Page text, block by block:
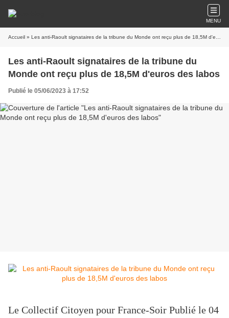
MENU
Accueil » Les anti-Raoult signataires de la tribune du Monde ont reçu plus de 18,5M d'euros des labos
Les anti-Raoult signataires de la tribune du
Monde ont reçu plus de 18,5M d'euros des labos
Publié le 05/06/2023 à 17:52
Le Collectif Citoyen pour France-Soir Publié le 04